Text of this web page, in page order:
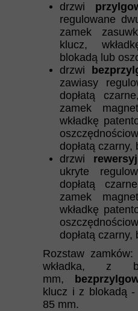
Rozstaw zamków:
wkładka, z
mm,
klucz i z blokadą -
85 mm.
drzwi
regulowane
zamek
klucz,
blokadą lub
drzwi
zawiasy
dopłatą
zamek
wkładkę
dopłatą czarny,
drzwi
ukryte
dopłatą
zamek
wkładkę
dopłatą czarny,